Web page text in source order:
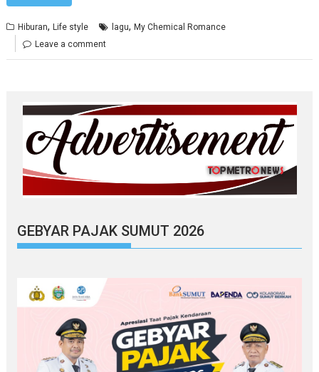
Hiburan,Life style lagu,My Chemical Romance
Leave a comment
GEBYAR PAJAK SUMUT 2026